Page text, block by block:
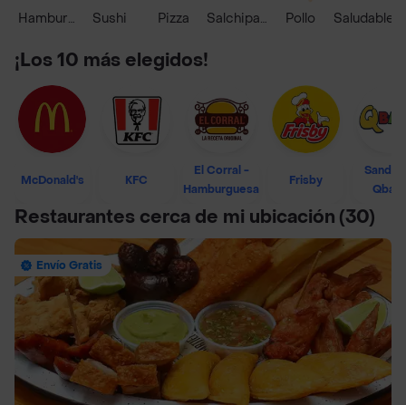
HamburguesaSushi Pizza Salchipapas Pollo Saludable
¡Los 10 más elegidos!
McDonald's KFC
El Corral -
Hamburguesa
Frisby
Restaurantes cerca de mi ubicación (30)
Envío Gratis